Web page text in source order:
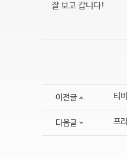
잘 보고 갑니다!
이전글 티
다음글 프